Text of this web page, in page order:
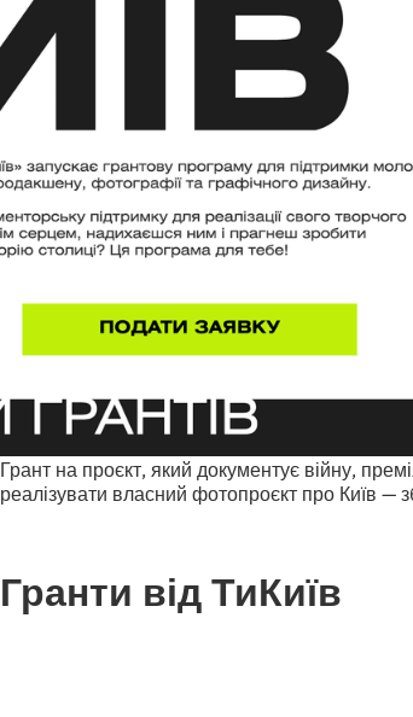
Грант на проєкт, який документує війну,
реалізувати власний фотопроєкт про Київ —
Гранти від ТиКиїв